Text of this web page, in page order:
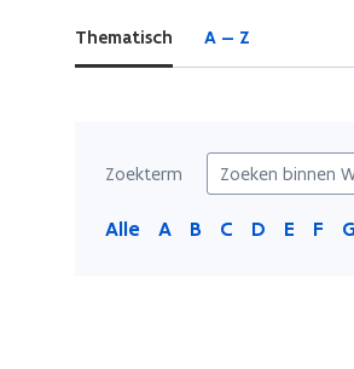
Woorden
afbreken
Thematisch A — Z
Zoekterm
Alle A B C D E F G